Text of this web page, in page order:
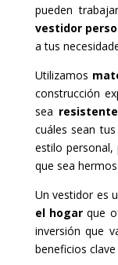
pueden
vestidor
a tus
Utilizamos
construcción
sea
cuáles sean
estilo
que sea
Un vestidor es
el hogar que
inversión que
beneficios